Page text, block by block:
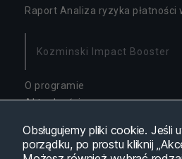
Raport Analiza ryzyka płatności
Kozminski Impact Booster
O programie
Aktualności
Obsługujemy pliki cookie. Jeśli
porządku, po prostu kliknij